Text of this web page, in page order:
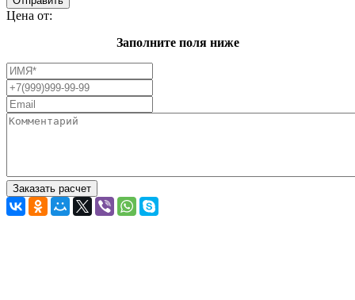
Цена от:
Заполните поля ниже